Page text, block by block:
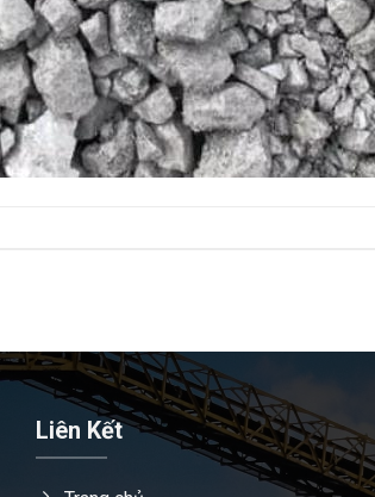
Liên Kết